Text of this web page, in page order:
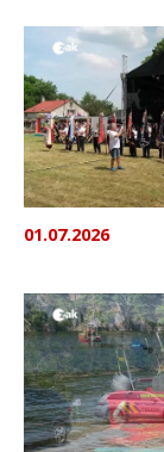
01.07.2026